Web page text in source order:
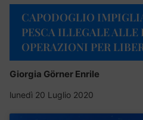
CAPODOGLIO
PESCA ILLEGALE ALLE
OPERAZIONI PER
Giorgia Görner Enrile
lunedì 20 Luglio 2020